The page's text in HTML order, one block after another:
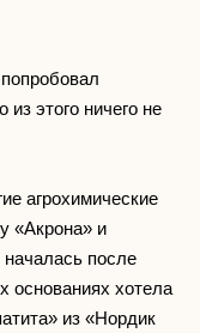
этого ничего не
агрохимические
«Акрона» и
началась после
основаниях хотела
из «Нордик